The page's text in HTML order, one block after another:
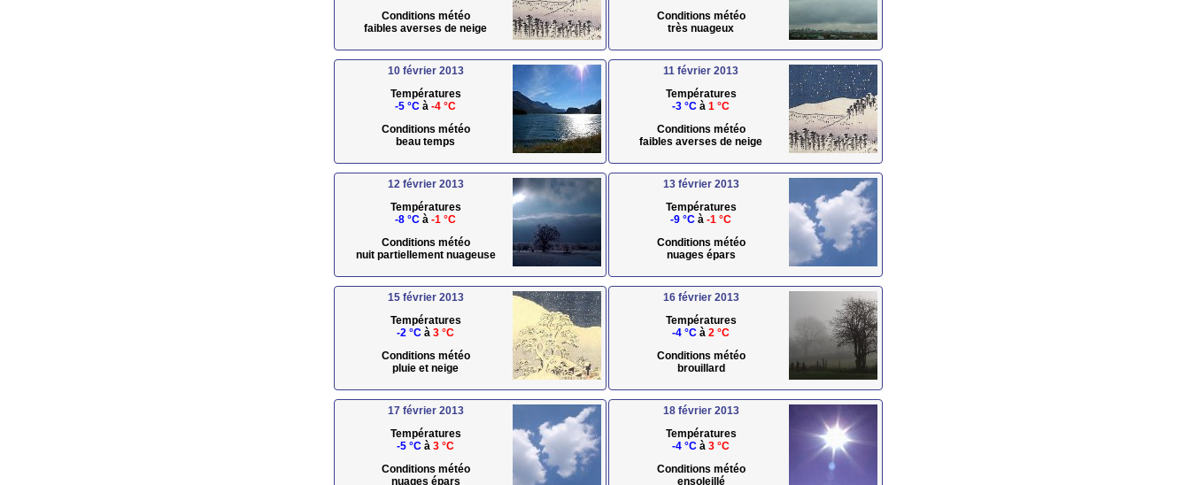
Conditions météo
faibles averses de neige
Conditions météo
très nuageux
10 février 2013
Températures
-5 °C à -4 °C
Conditions météo
beau temps
11 février 2013
Températures
-3 °C à 1 °C
Conditions météo
faibles averses de neige
12 février 2013
Températures
-8 °C à -1 °C
Conditions météo
nuit partiellement nuageuse
13 février 2013
Températures
-9 °C à -1 °C
Conditions météo
nuages épars
15 février 2013
Températures
-2 °C à 3 °C
Conditions météo
pluie et neige
16 février 2013
Températures
-4 °C à 2 °C
Conditions météo
brouillard
17 février 2013
Températures
-5 °C à 3 °C
Conditions météo
nuages épars
18 février 2013
Températures
-4 °C à 3 °C
Conditions météo
ensoleillé